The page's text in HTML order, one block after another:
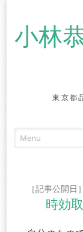
小林
東京都
［記事公開日
時効